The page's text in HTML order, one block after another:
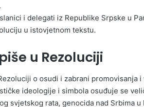
i delegati iz Republike Srpske u
u istovjetnom tekstu.
u Rezoluciji
o osudi i zabrani promovisanja
ideologije i simbola osuđuje se
svjetskog rata, genocida nad Srbima u